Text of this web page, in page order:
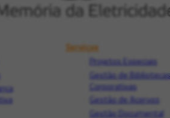
Serviços
Projetos Especiais
Gestão de Bibliotecas
Corporativas
Gestão de Acervos
Gestão Documental